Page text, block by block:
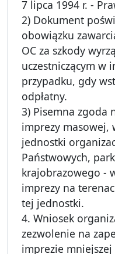
7 lipca 1994 r. -
2) Dokument
obowiązku
OC za szkody
uczestniczącym w
przypadku, gdy
odpłatny.
3) Pisemna zgoda
imprezy masowej,
jednostki
Państwowych,
krajobrazowego -
imprezy na
tej jednostki.
4. Wniosek
zezwolenie na
imprezie mniejszej